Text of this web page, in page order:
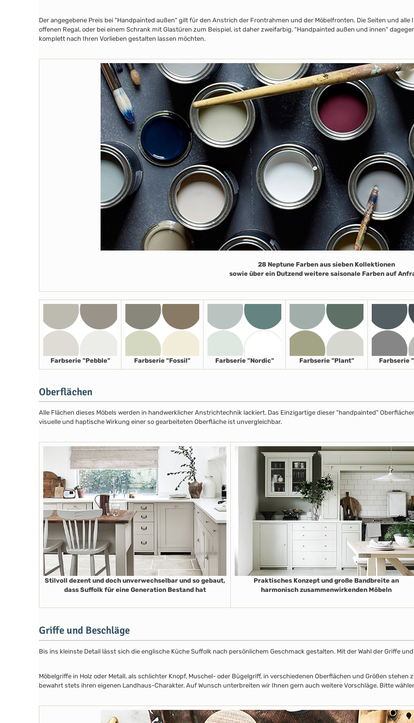
Der angegebene Preis bei "Handpainted außen" gilt für den Anstrich der Frontrahmen und der Möbelfronten. Die Seiten und
offenen Regal, oder bei einem Schrank mit Glastüren zum Beispiel, ist daher zweifarbig. "Handpainted außen und innen"
komplett nach Ihren Vorlieben gestalten lassen möchten.
28 Neptune Farben aus sieben Kollektionen
sowie über ein Dutzend weitere saisonale Farben auf
Farbserie "Pebble" Farbserie "Fossil" Farbserie "Nordic" Farbserie "Plant" Farbserie
Oberflächen
Alle Flächen dieses Möbels werden in handwerklicher Anstrichtechnik lackiert. Das Einzigartige dieser "handpainted"
visuelle und haptische Wirkung einer so gearbeiteten Oberfläche ist unvergleichbar.
Stilvoll dezent und doch unverwechselbar und so gebaut,
dass Suffolk für eine Generation Bestand hat
Praktisches Konzept und große Bandbreite an
harmonisch zusammenwirkenden Möbeln
Griffe und Beschläge
Bis ins kleinste Detail lässt sich die englische Küche Suffolk nach persönlichem Geschmack gestalten. Mit der Wahl der Griffe
Möbelgriffe in Holz oder Metall, als schlichter Knopf, Muschel- oder Bügelgriff, in verschiedenen Oberflächen und Größen
bewahrt stets ihren eigenen Landhaus-Charakter. Auf Wunsch unterbreiten wir Ihnen gern auch weitere Vorschläge. Bitte